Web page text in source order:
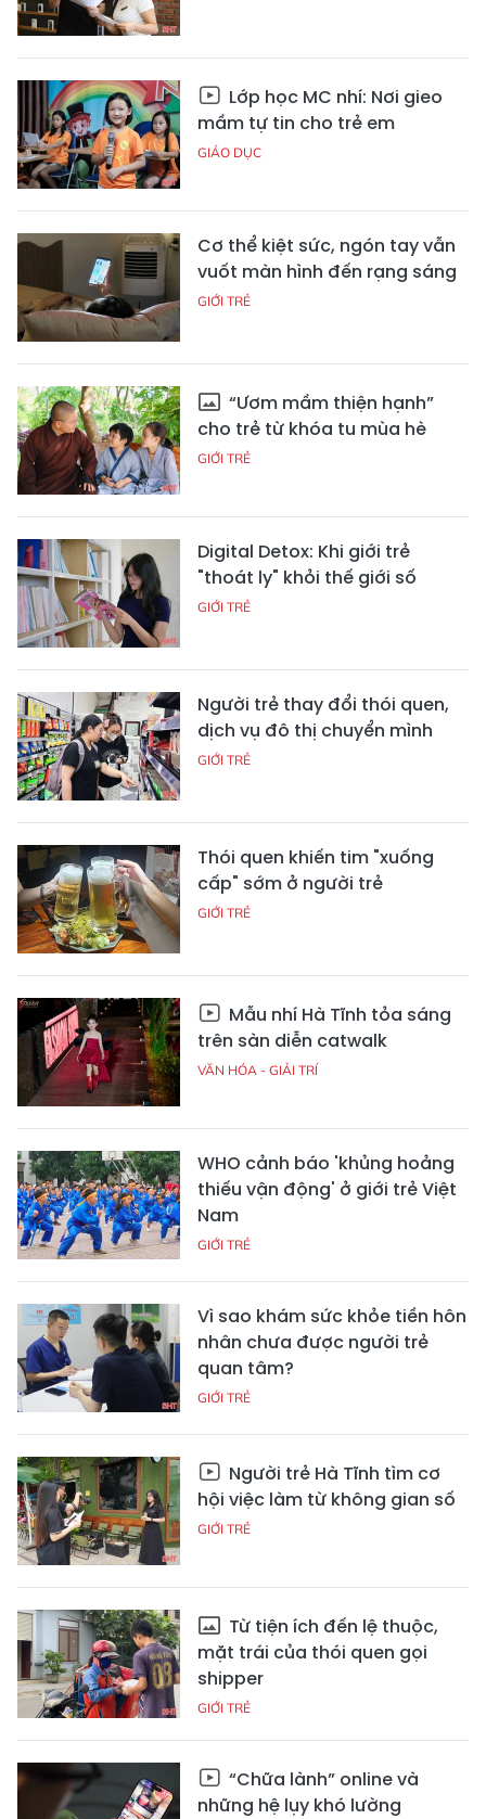
Lớp học MC nhí: Nơi gieo
mầm tự tin cho trẻ em
GIÁO DỤC
Cơ thể kiệt sức, ngón tay vẫn
vuốt màn hình đến rạng sáng
GIỚI TRẺ
“Ươm mầm thiện hạnh”
cho trẻ từ khóa tu mùa hè
GIỚI TRẺ
Digital Detox: Khi giới trẻ
"thoát ly" khỏi thế giới số
GIỚI TRẺ
Người trẻ thay đổi thói quen,
dịch vụ đô thị chuyển mình
GIỚI TRẺ
Thói quen khiến tim "xuống
cấp" sớm ở người trẻ
GIỚI TRẺ
Mẫu nhí Hà Tĩnh tỏa sáng
trên sàn diễn catwalk
VĂN HÓA - GIẢI TRÍ
WHO cảnh báo 'khủng hoảng
thiếu vận động' ở giới trẻ Việt
Nam
GIỚI TRẺ
Vì sao khám sức khỏe tiền hôn
nhân chưa được người trẻ
quan tâm?
GIỚI TRẺ
Người trẻ Hà Tĩnh tìm cơ
hội việc làm từ không gian số
GIỚI TRẺ
Từ tiện ích đến lệ thuộc,
mặt trái của thói quen gọi
shipper
GIỚI TRẺ
“Chữa lành” online và
những hệ lụy khó lường